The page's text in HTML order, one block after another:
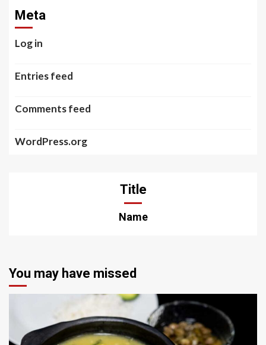
Meta
Log in
Entries feed
Comments feed
WordPress.org
Title
Name
You may have missed